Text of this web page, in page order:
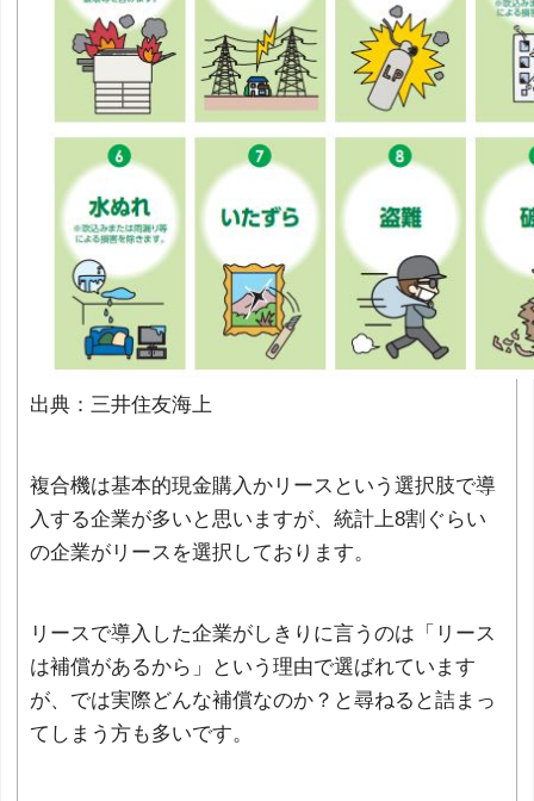
出典：三井住友海上
複合機は基本的現金購入かリースという選択肢で導
入する企業が多いと思いますが、統計上8割ぐらい
の企業がリースを選択しております。
リースで導入した企業がしきりに言うのは「リース
は補償があるから」という理由で選ばれています
が、では実際どんな補償なのか？と尋ねると詰まっ
てしまう方も多いです。